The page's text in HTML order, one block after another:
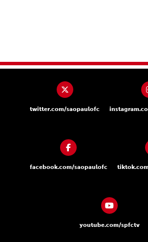
twitter.com/saopaulofc
facebook.com/saopaulofc
youtube.com/spfctv